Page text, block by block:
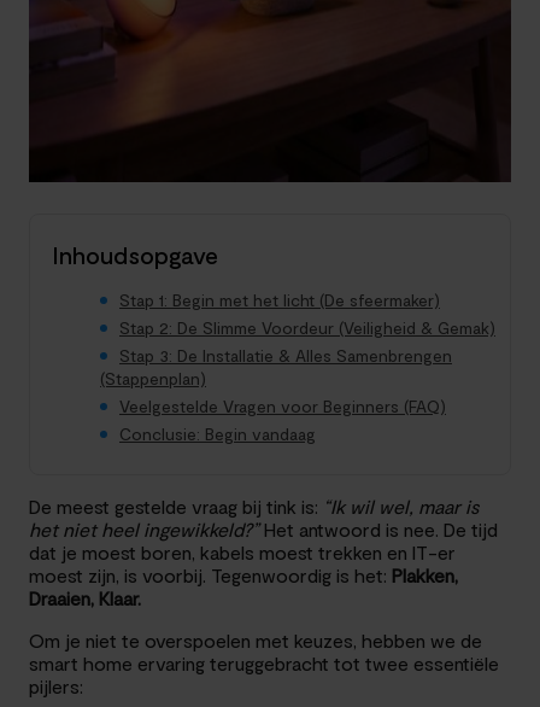
Inhoudsopgave
Stap 1: Begin met het licht (De sfeermaker)
Stap 2: De Slimme Voordeur (Veiligheid & Gemak)
Stap 3: De Installatie & Alles Samenbrengen
(Stappenplan)
Veelgestelde Vragen voor Beginners (FAQ)
Conclusie: Begin vandaag
De meest gestelde vraag bij tink is: “Ik wil wel, maar is
het niet heel ingewikkeld?”Het antwoord is nee. De tijd
dat je moest boren, kabels moest trekken en IT-er
moest zijn, is voorbij. Tegenwoordig is het: Plakken,
Draaien, Klaar.
Om je niet te overspoelen met keuzes, hebben we de
smart home ervaring teruggebracht tot twee essentiële
pijlers: